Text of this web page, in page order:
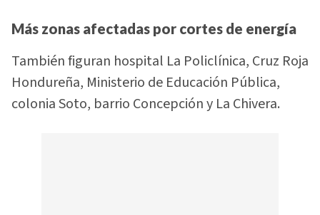
Más zonas afectadas por cortes de energía
También figuran hospital La Policlínica, Cruz Roja
Hondureña, Ministerio de Educación Pública,
colonia Soto, barrio Concepción y La Chivera.